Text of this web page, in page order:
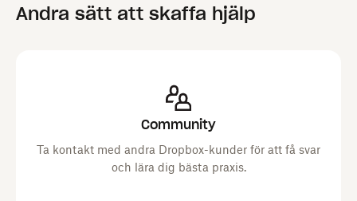
Andra sätt att skaffa hjälp
Community
Ta kontakt med andra Dropbox-kunder för att få svar
och lära dig bästa praxis.